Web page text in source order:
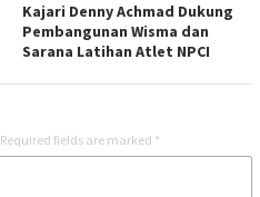
Kajari Denny Achmad Dukung
Pembangunan Wisma dan
Sarana Latihan Atlet NPCI
Required fields are marked *